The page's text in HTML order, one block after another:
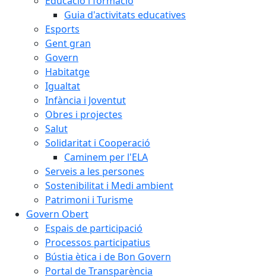
Guia d'activitats educatives
Esports
Gent gran
Govern
Habitatge
Igualtat
Infància i Joventut
Obres i projectes
Salut
Solidaritat i Cooperació
Caminem per l'ELA
Serveis a les persones
Sostenibilitat i Medi ambient
Patrimoni i Turisme
Govern Obert
Espais de participació
Processos participatius
Bústia ètica i de Bon Govern
Portal de Transparència